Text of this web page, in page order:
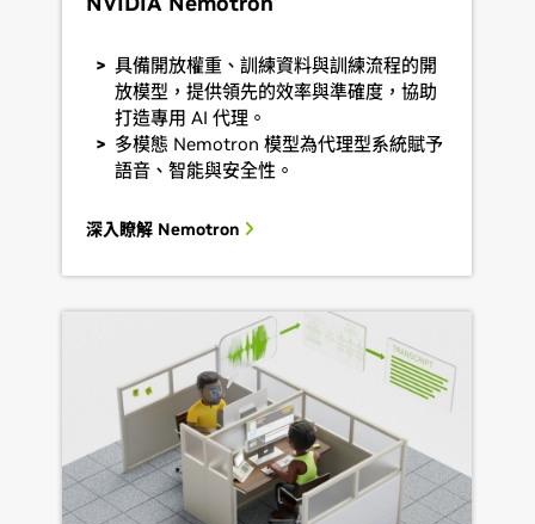
具備開放權重、訓練資料與訓練流程的開
放模型，提供領先的效率與準確度，協助
打造專用 AI 代理。
多模態 Nemotron 模型為代理型系統賦予
語音、智能與安全性。
深入瞭解 Nemotron